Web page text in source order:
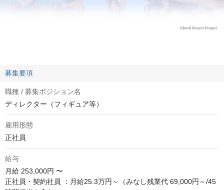
募集要項
職種 / 募集ポジション名
ディレクター（フィギュア等）
雇用形態
正社員
給与
月給 253,000円 〜
正社員・契約社員 ：月給25.3万円～（みなし残業代 69,000円～/45